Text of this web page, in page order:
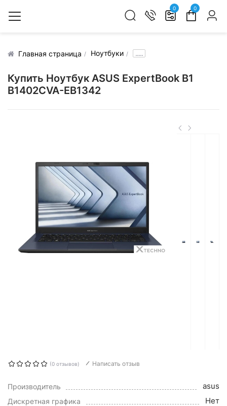
0 0
Главная страница Ноутбуки .....
Купить Ноутбук ASUS ExpertBook B1
B1402CVA-EB1342
(0 отзывов) Написать отзыв
Производитель asus
Дискретная графика Нет